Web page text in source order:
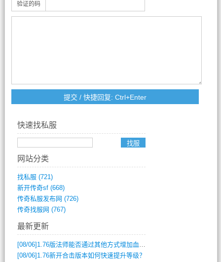
验证的码
快速找私服
网站分类
找私服 (721)
新开传奇sf(668)
传奇私服发布网 (726)
传奇找服网 (767)
最新更新
[08/06] 1.76版法师能否通过其他方式增加血量？
[08/06] 1.76新开合击版本如何快速提升等级？